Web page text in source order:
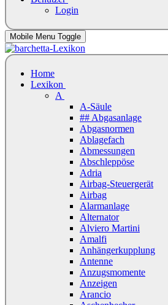
Login
Mobile Menu Toggle
Home
Lexikon
A
A-Säule
## Abgasanlage
Abgasnormen
Ablagefach
Abmessungen
Abschleppöse
Adria
Airbag-Steuergerät
Airbag
Alarmanlage
Alternator
Alviero Martini
Amalfi
Anhängerkupplung
Antenne
Anzugsmomente
Anzeigen
Arancio